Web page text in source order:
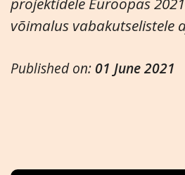
võimalus vabakutselistele
Published on: 01 June 2021